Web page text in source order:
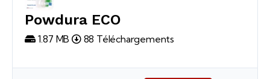
Powdura ECO
1.87 MB 88 Téléchargements